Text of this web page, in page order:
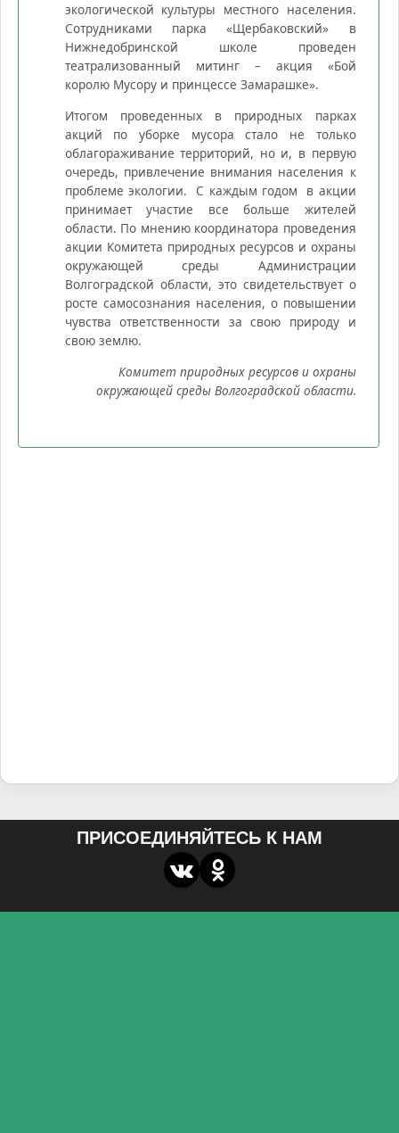
экологической культуры местного населения.
Сотрудниками парка «Щербаковский» в
Нижнедобринской школе проведен
театрализованный митинг – акция «Бой
королю Мусору и принцессе Замарашке».
Итогом проведенных в природных парках
акций по уборке мусора стало не только
облагораживание территорий, но и, в первую
очередь, привлечение внимания населения к
проблеме экологии. С каждым годом в акции
принимает участие все больше жителей
области. По мнению координатора проведения
акции Комитета природных ресурсов и охраны
окружающей среды Администрации
Волгоградской области, это свидетельствует о
росте самосознания населения, о повышении
чувства ответственности за свою природу и
свою землю.
Комитет природных ресурсов и охраны
окружающей среды Волгоградской области.
ПРИСОЕДИНЯЙТЕСЬ К НАМ